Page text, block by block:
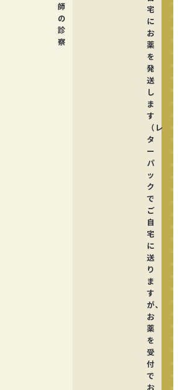
師
の
診
察
宅
に
お
薬
を
発
送
し
ま
す
（レ
タ
ー
パ
ッ
ク
で
ご
自
宅
に
送
り
ま
す
が、
お
薬
を
受
付
で
お